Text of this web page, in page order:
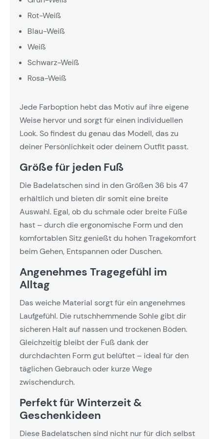
Rot-Weiß
Blau-Weiß
Weiß
Schwarz-Weiß
Rosa-Weiß
Jede Farboption hebt das Motiv auf ihre eigene
Weise hervor und sorgt für einen individuellen
Look. So findest du genau das Modell, das zu
deiner Persönlichkeit oder deinem Outfit passt.
Größe für jeden Fuß
Die Badelatschen sind in den Größen 36 bis 47
erhältlich und bieten dir somit eine breite
Auswahl. Egal, ob du schmale oder breite Füße
hast – durch die ergonomische Form und den
komfortablen Sitz genießt du hohen Tragekomfort
beim Gehen, Entspannen oder Duschen.
Angenehmes Tragegefühl im
Alltag
Das weiche Material sorgt für ein angenehmes
Laufgefühl. Die rutschhemmende Sohle gibt dir
sicheren Halt auf nassen und trockenen Böden.
Gleichzeitig bleibt der Fuß dank der
durchdachten Form gut belüftet – ideal für den
täglichen Gebrauch oder kurze Wege
zwischendurch.
Perfekt für Winterzeit &
Geschenkideen
Diese Badelatschen sind nicht nur für dich selbst